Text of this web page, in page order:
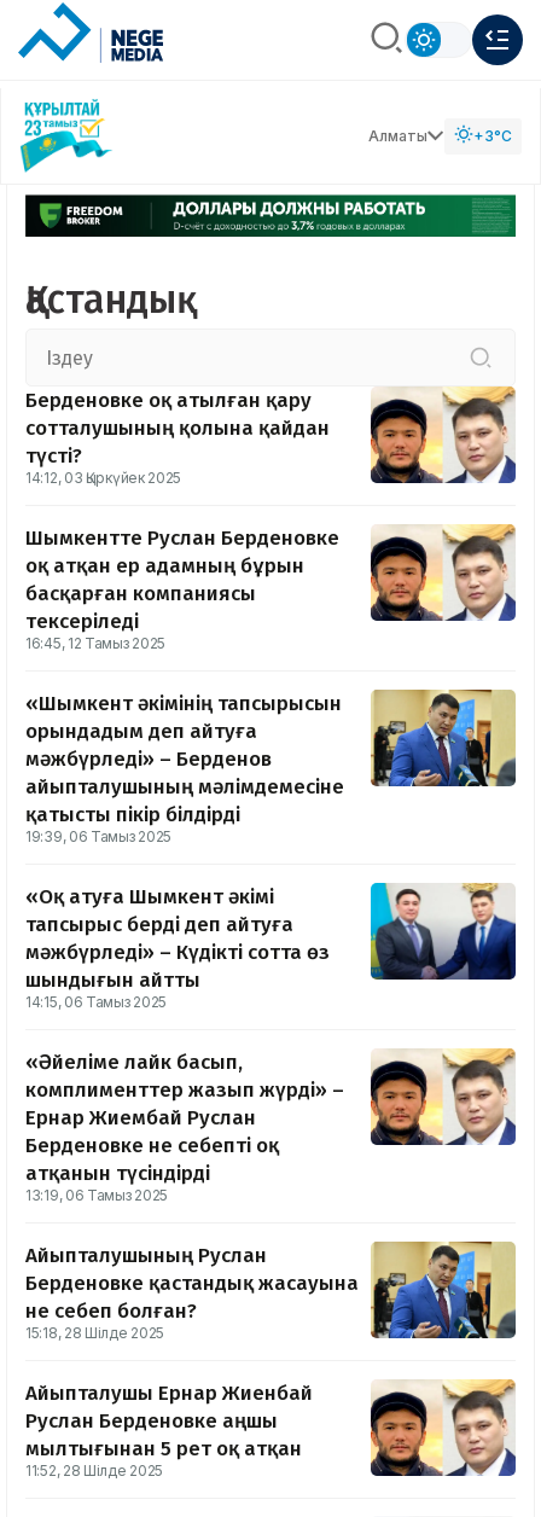
Алматы +3°C
Қастандық
Берденовке оқ атылған қару
сотталушының қолына қайдан
түсті?
14:12, 03 Қыркүйек 2025
Шымкентте Руслан Берденовке
оқ атқан ер адамның бұрын
басқарған компаниясы
тексеріледі
16:45, 12 Тамыз 2025
«Шымкент әкімінің тапсырысын
орындадым деп айтуға
мәжбүрледі» – Берденов
айыпталушының мәлімдемесіне
қатысты пікір білдірді
19:39, 06 Тамыз 2025
«Оқ атуға Шымкент әкімі
тапсырыс берді деп айтуға
мәжбүрледі» – Күдікті сотта өз
шындығын айтты
14:15, 06 Тамыз 2025
«Әйеліме лайк басып,
комплименттер жазып жүрді» –
Ернар Жиембай Руслан
Берденовке не себепті оқ
атқанын түсіндірді
13:19, 06 Тамыз 2025
Айыпталушының Руслан
Берденовке қастандық жасауына
не себеп болған?
15:18, 28 Шілде 2025
Айыпталушы Ернар Жиенбай
Руслан Берденовке аңшы
мылтығынан 5 рет оқ атқан
11:52, 28 Шілде 2025